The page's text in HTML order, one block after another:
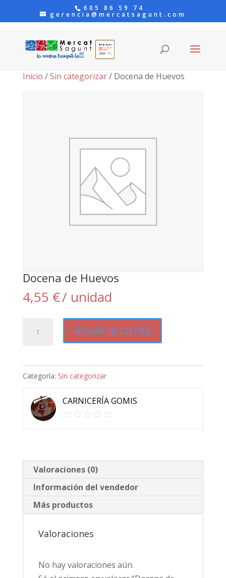
605 86 59 74
gerencia@mercatsagunt.com
Inicio /Sin categorizar/ Docena de Huevos
Docena de Huevos
4,55 €/ unidad
cantidad
Añadir al carrito
Categoría: Sin categorizar
CARNICERÍA GOMIS
Valoraciones (0)
Información del vendedor
Más productos
Valoraciones
No hay valoraciones aún.